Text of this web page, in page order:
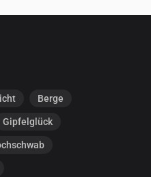
Berge
Gipfelglück